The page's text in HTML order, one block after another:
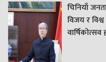
चिनियाँ
विजय र